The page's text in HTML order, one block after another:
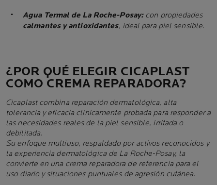
Agua Termal de La Roche-Posay:con propiedades
calmantes y antioxidantes, ideal para piel sensible.
¿POR QUÉ ELEGIR CICAPLAST
COMO CREMA REPARADORA?
Cicaplast combina reparación dermatológica, alta
tolerancia y eficacia clínicamente probada para responder a
las necesidades reales de la piel sensible, irritada o
debilitada.
Su enfoque multiuso, respaldado por activos reconocidos y
la experiencia dermatológica de La Roche-Posay, la
convierte en una crema reparadora de referencia para el
uso diario y situaciones puntuales de agresión cutánea.